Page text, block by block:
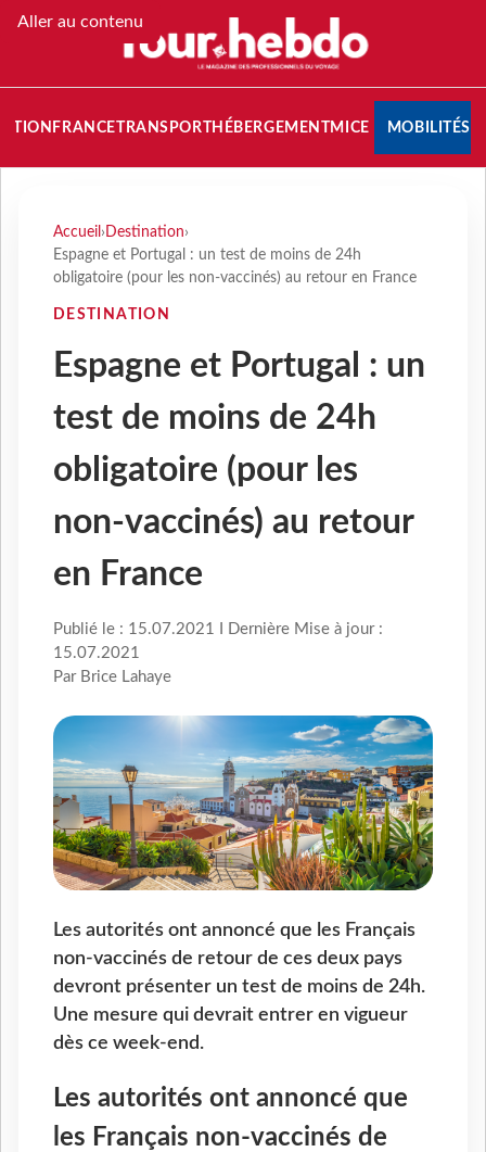
Aller au contenu
FRANCETRANSPORT HÉBERGEMENTMICE MOBILITÉS
Accueil › Destination›
Espagne et Portugal : un test de moins de 24h
obligatoire (pour les non-vaccinés) au retour en France
DESTINATION
Espagne et Portugal : un
test de moins de 24h
obligatoire (pour les
non-vaccinés) au retour
en France
Publié le : 15.07.2021 I Dernière Mise à jour :
15.07.2021
Par Brice Lahaye
Les autorités ont annoncé que les Français
non-vaccinés de retour de ces deux pays
devront présenter un test de moins de 24h.
Une mesure qui devrait entrer en vigueur
dès ce week-end.
Les autorités ont annoncé que
les Français non-vaccinés de